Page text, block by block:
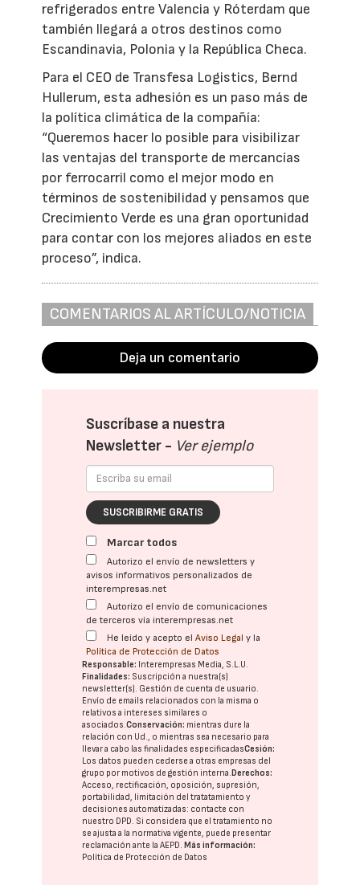
refrigerados entre Valencia y Róterdam que
también llegará a otros destinos como
Escandinavia, Polonia y la República Checa.
Para el CEO de Transfesa Logistics, Bernd
Hullerum, esta adhesión es un paso más de
la política climática de la compañía:
“Queremos hacer lo posible para visibilizar
las ventajas del transporte de mercancías
por ferrocarril como el mejor modo en
términos de sostenibilidad y pensamos que
Crecimiento Verde es una gran oportunidad
para contar con los mejores aliados en este
proceso”, indica.
COMENTARIOS AL ARTÍCULO/NOTICIA
Deja un comentario
Suscríbase a nuestra
Newsletter - Ver ejemplo
SUSCRIBIRME GRATIS
Marcar todos
Autorizo el envío de newsletters y
avisos informativos personalizados de
interempresas.net
Autorizo el envío de comunicaciones
de terceros vía interempresas.net
He leído y acepto elAviso Legal y la
Política de Protección de Datos
Responsable: Interempresas Media, S.L.U.
Finalidades: Suscripción a nuestra(s)
newsletter(s). Gestión de cuenta de usuario.
Envío de emails relacionados con la misma o
relativos a intereses similares o
asociados.Conservación: mientras dure la
relación con Ud., o mientras sea necesario para
llevar a cabo las finalidades especificadasCesión:
Los datos pueden cederse a otras empresas del
grupo por motivos de gestión interna.Derechos:
Acceso, rectificación, oposición, supresión,
portabilidad, limitación del tratatamiento y
decisiones automatizadas: contacte con
nuestro DPD. Si considera que el tratamiento no
se ajusta a la normativa vigente, puede presentar
reclamación ante laAEPD.Más información:
Política de Protección de Datos